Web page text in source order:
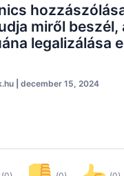
miről beszél,
legalizálása
december 15, 2024